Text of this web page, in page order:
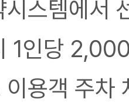
스템에서
1인당
용객 주차